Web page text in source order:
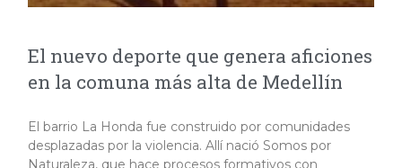
El nuevo deporte que genera aficiones
en la comuna más alta de Medellín
El barrio La Honda fue construido por comunidades
desplazadas por la violencia. Allí nació Somos por
Naturaleza, que hace procesos formativos con